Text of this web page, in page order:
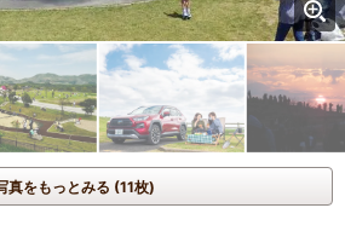
真をもっとみる (11枚)